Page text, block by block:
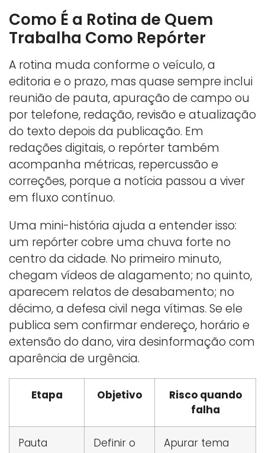
Como É a Rotina de Quem
Trabalha Como Repórter
A rotina muda conforme o veículo, a
editoria e o prazo, mas quase sempre inclui
reunião de pauta, apuração de campo ou
por telefone, redação, revisão e atualização
do texto depois da publicação. Em
redações digitais, o repórter também
acompanha métricas, repercussão e
correções, porque a notícia passou a viver
em fluxo contínuo.
Uma mini-história ajuda a entender isso:
um repórter cobre uma chuva forte no
centro da cidade. No primeiro minuto,
chegam vídeos de alagamento; no quinto,
aparecem relatos de desabamento; no
décimo, a defesa civil nega vítimas. Se ele
publica sem confirmar endereço, horário e
extensão do dano, vira desinformação com
aparência de urgência.
Etapa Objetivo
Risco quando
falha
Pauta
Definir o
Apurar tema